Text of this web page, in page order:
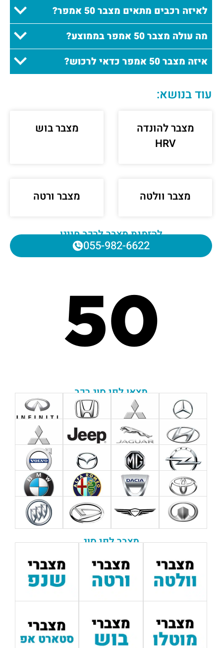
להזמנת מצבר לרכב חייגו
055-982-6622
מצאו לפי סוג רכב
מצבר לפי סוג
לאיזה רכבים מתאים מצבר 50 אמפר?
מה עולה מצבר 50 אמפר בממוצע?
איזה מצבר 50 אמפר כדאי לרכוש?
עוד בנושא:
מצבר להונדה
HRV
מצבר בוש
מצבר וולטה מצבר ורטה